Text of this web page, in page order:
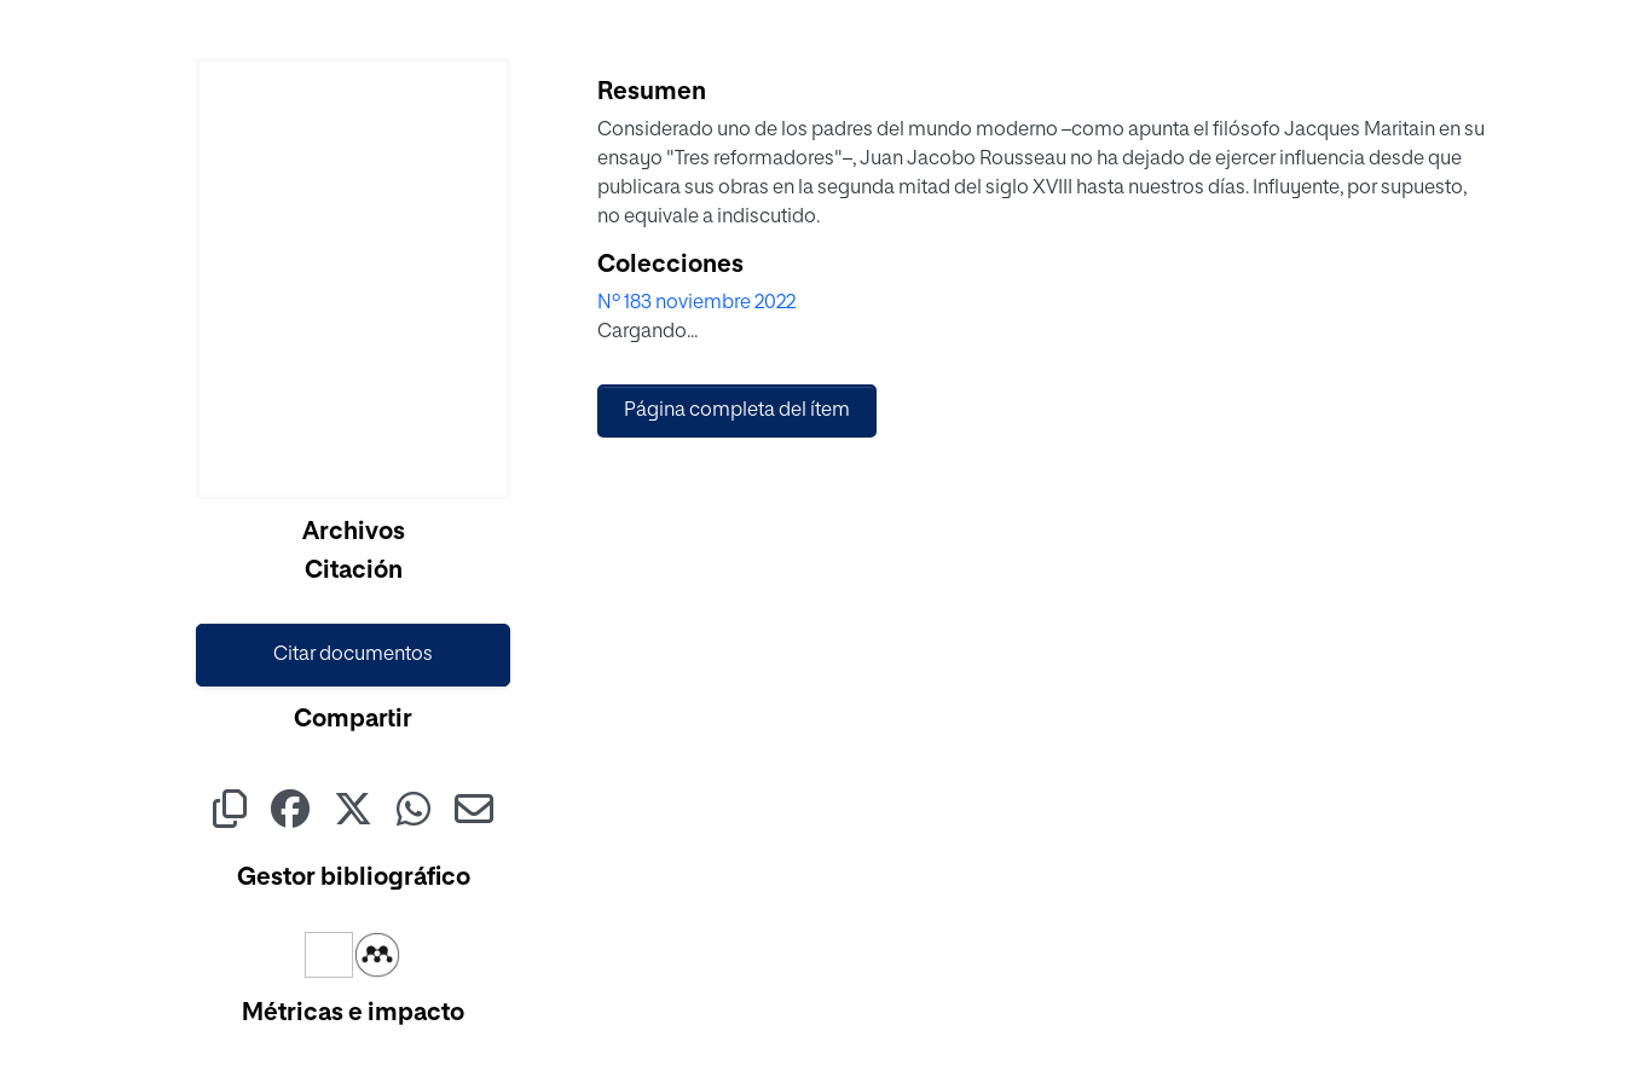
Cargando...Archivos
Citación
Citar documentos
Compartir
Gestor bibliográfico
Métricas e impacto
Resumen
Considerado uno de los padres del mundo moderno –como apunta el filósofo Jacques Maritain en su
ensayo "Tres reformadores"–, Juan Jacobo Rousseau no ha dejado de ejercer influencia desde que
publicara sus obras en la segunda mitad del siglo XVIII hasta nuestros días. Influyente, por supuesto,
no equivale a indiscutido.
Colecciones
Nº 183 noviembre 2022
Cargando...
Página completa del ítem